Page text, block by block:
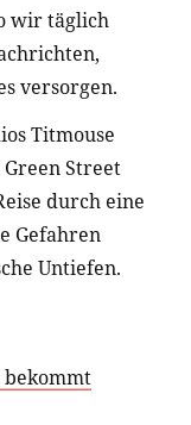
wir täglich
versorgen.
Titmouse
Street
durch eine
Gefahren
Untiefen.
bekommt